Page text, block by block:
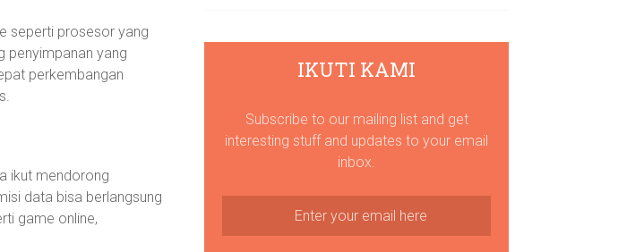
seperti prosesor yang
penyimpanan yang
perkembangan
ikut mendorong
data bisa berlangsung
game online,
IKUTI KAMI
Subscribe to our mailing list and get
interesting stuff and updates to your email
inbox.